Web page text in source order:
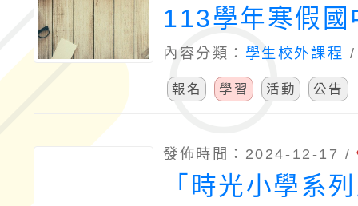
113學年寒假國
內容分類： 學生校外課程
報名 學習 活動 公告
發佈時間：2024-12-17 /
「時光小學系